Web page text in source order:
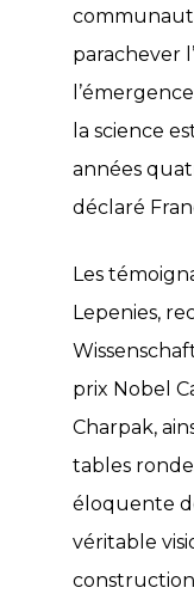
parachever
la science
années
déclaré
Les
Lepenies,
prix Nobel
Charpak,
tables
éloquente
véritable
construction